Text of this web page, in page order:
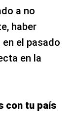
a no
haber
el pasado
en la
con tu país